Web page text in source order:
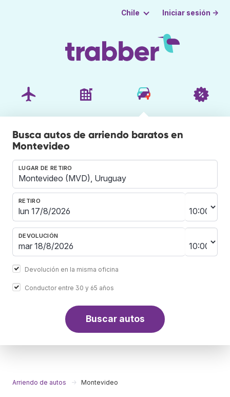
Chile Iniciar sesión →
Busca autos de arriendo baratos en
Montevideo
LUGAR DE RETIRO
RETIRO
DEVOLUCIÓN
Devolución en la misma oficina
Conductor entre 30 y 65 años
Buscar autos
Arriendo de autos Montevideo